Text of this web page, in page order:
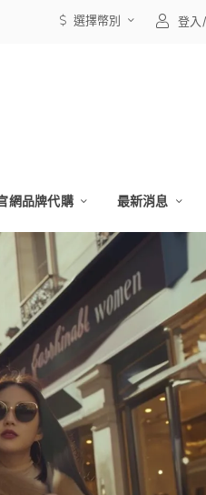
選擇幣別 登入
網品牌代購 最新消息